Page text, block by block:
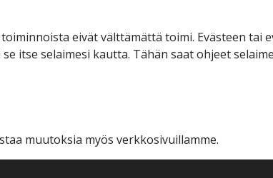
eivät välttämättä toimi. Evästeen tai
itse selaimesi kautta. Tähän saat ohjeet
muutoksia myös verkkosivuillamme.